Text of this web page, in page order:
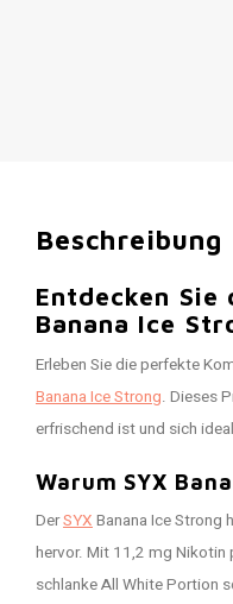
Beschreibung
Entdecken Sie
Banana Ice
Erleben Sie die perfekte
Banana Ice Strong. Dieses
erfrischend ist und sich
Warum SYX
DerSYXBanana Ice Strong
hervor. Mit 11,2 mg Nikotin
schlanke All White Portion